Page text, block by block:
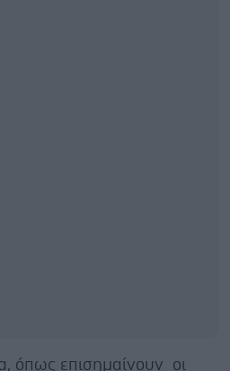
όπως επισημαίνουν οι